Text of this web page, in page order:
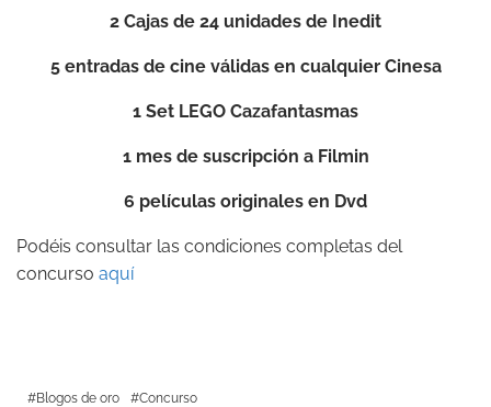
2 Cajas de 24 unidades de Inedit
5 entradas de cine válidas en cualquier Cinesa
1 Set LEGO Cazafantasmas
1 mes de suscripción a Filmin
6 películas originales en Dvd
Podéis consultar las condiciones completas del
concurso aquí
Blogos de oro Concurso